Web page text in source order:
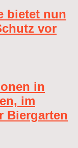
bietet nun
vor
in
im
Biergarten